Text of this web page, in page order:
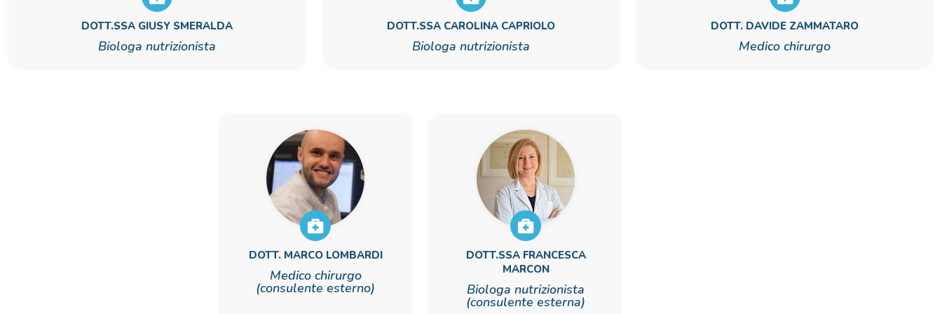
DOTT.SSA GIUSY SMERALDA
Biologa nutrizionista
DOTT.SSA CAROLINA CAPRIOLO
Biologa nutrizionista
DOTT. DAVIDE ZAMMATARO
Medico chirurgo
DOTT. MARCO LOMBARDI
Medico chirurgo
(consulente esterno)
DOTT.SSA FRANCESCA
MARCON
Biologa nutrizionista
(consulente esterna)